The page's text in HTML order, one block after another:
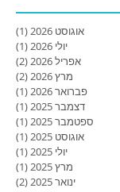
אוגוסט 2026 (1)
יולי 2026
(1)
אפריל 2026
(2)
מרץ 2026
(2)
פברואר 2026
(1)
דצמבר 2025
(1)
ספטמבר 2025
(1)
אוגוסט 2025
(1)
יולי 2025
(1)
מרץ 2025
(1)
ינואר 2025
(2)